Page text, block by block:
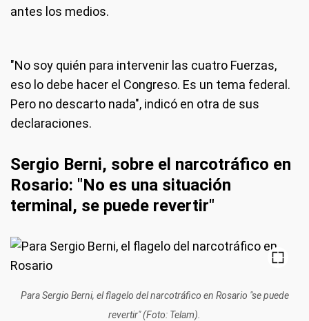
antes los medios.
"No soy quién para intervenir las cuatro Fuerzas,
eso lo debe hacer el Congreso. Es un tema federal.
Pero no descarto nada", indicó en otra de sus
declaraciones.
Sergio Berni, sobre el narcotráfico en
Rosario: "No es una situación
terminal, se puede revertir"
Para Sergio Berni, el flagelo del narcotráfico en Rosario "se puede
revertir" (Foto: Telam).